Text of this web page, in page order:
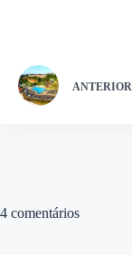
ANTERIOR
4 comentários